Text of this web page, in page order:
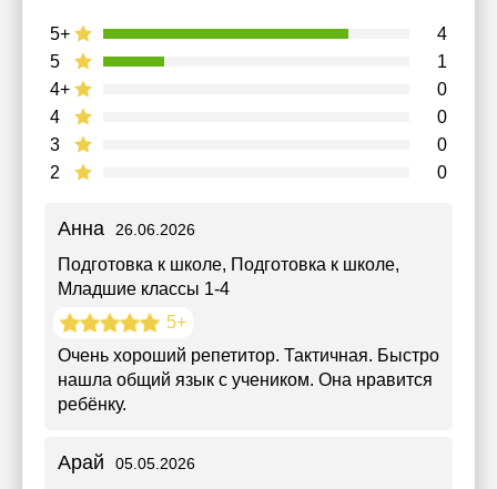
2 0
3 0
4 0
4+ 0
5 1
5+ 4
Анна 26.06.2026
Подготовка к школе, Подготовка к школе,
Младшие классы 1-4
5+
Очень хороший репетитор. Тактичная. Быстро
нашла общий язык с учеником. Она нравится
ребёнку.
Арай 05.05.2026